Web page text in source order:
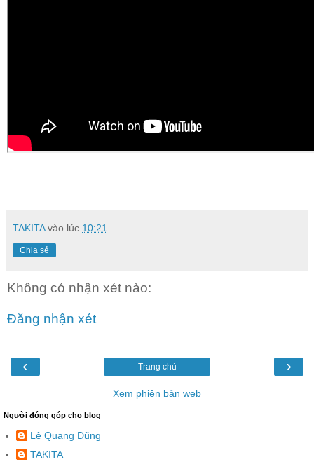
TAKITA vào lúc 10:21
Chia sẻ
Không có nhận xét nào:
Đăng nhận xét
‹ ›
Trang chủ
Xem phiên bản web
Người đóng góp cho blog
Lê Quang Dũng
TAKITA